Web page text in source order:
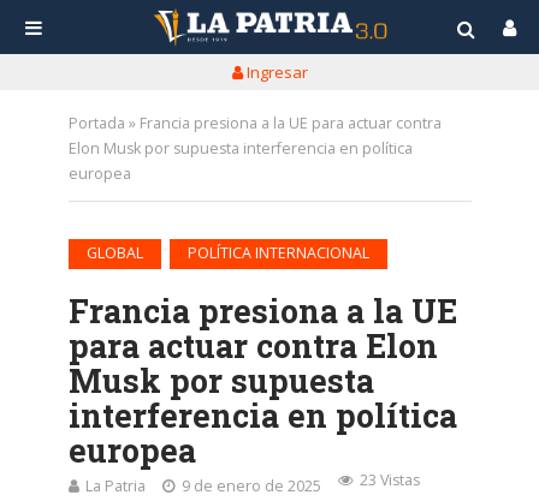
Ingresar
Portada » Francia presiona a la UE para actuar contra
Elon Musk por supuesta interferencia en política
europea
GLOBAL POLÍTICA INTERNACIONAL
Francia presiona a la UE
para actuar contra Elon
Musk por supuesta
interferencia en política
europea
La Patria 9 de enero de 2025 23 Vistas